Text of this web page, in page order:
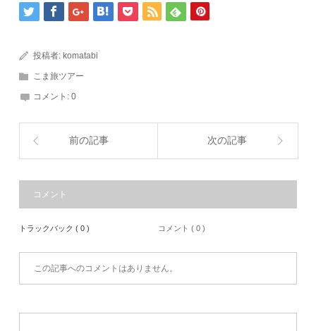
投稿者: komatabi
こま旅ツアー
コメント:0
前の記事 次の記事
コメント
トラックバック ( 0 ) コメント ( 0 )
この記事へのコメントはありません。